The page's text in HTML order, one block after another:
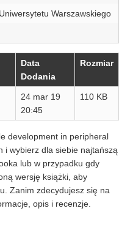
Warszawskiego
Data
Dodania
Rozmiar
24 mar 19
20:45
110 KB
development in peripheral
i wybierz dla siebie najtańszą
lub w przypadku gdy
wersję książki, aby
Zanim zdecydujesz się na
opis i recenzje.